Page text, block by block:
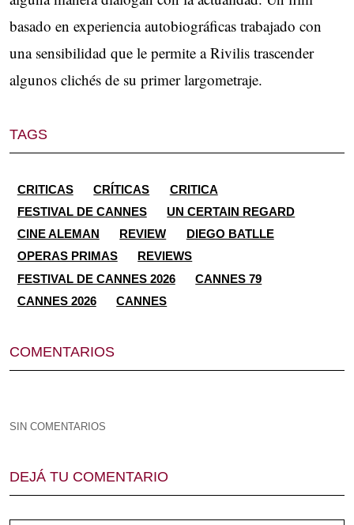
basado en experiencia autobiográficas trabajado con
una sensibilidad que le permite a Rivilis trascender
algunos clichés de su primer largometraje.
TAGS
CRITICAS CRÍTICAS
CRITICA
FESTIVAL DE CANNES
UN CERTAIN REGARD
CINE ALEMAN
REVIEW
DIEGO BATLLE
OPERAS PRIMAS
REVIEWS
FESTIVAL DE CANNES 2026
CANNES 79
CANNES 2026
CANNES
COMENTARIOS
SIN COMENTARIOS
DEJÁ TU COMENTARIO